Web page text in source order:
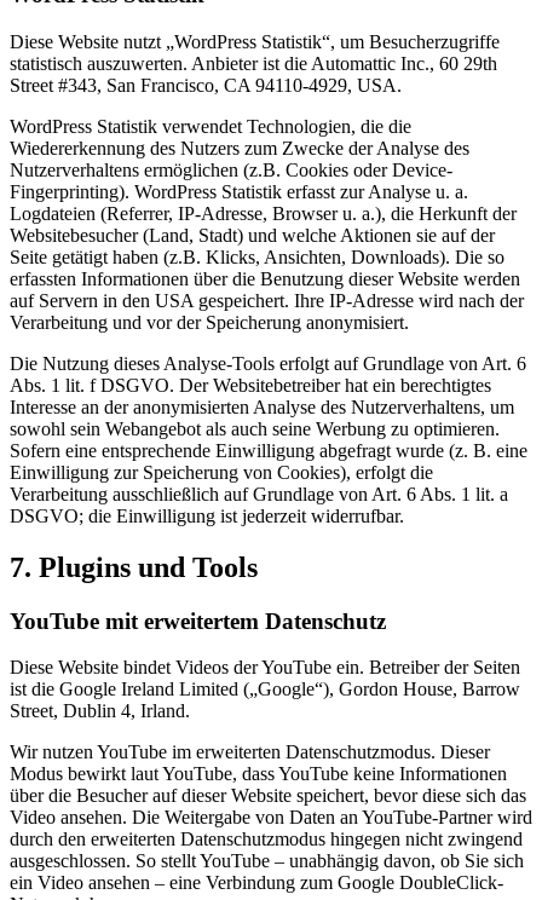
Diese Website nutzt „WordPress Statistik“, um Besucherzugriffe
statistisch auszuwerten. Anbieter ist die Automattic Inc., 60 29th
Street #343, San Francisco, CA 94110-4929, USA.
WordPress Statistik verwendet Technologien, die die
Wiedererkennung des Nutzers zum Zwecke der Analyse des
Nutzerverhaltens ermöglichen (z.B. Cookies oder Device-
Fingerprinting). WordPress Statistik erfasst zur Analyse u. a.
Logdateien (Referrer, IP-Adresse, Browser u. a.), die Herkunft der
Websitebesucher (Land, Stadt) und welche Aktionen sie auf der
Seite getätigt haben (z.B. Klicks, Ansichten, Downloads). Die so
erfassten Informationen über die Benutzung dieser Website werden
auf Servern in den USA gespeichert. Ihre IP-Adresse wird nach der
Verarbeitung und vor der Speicherung anonymisiert.
Die Nutzung dieses Analyse-Tools erfolgt auf Grundlage von Art. 6
Abs. 1 lit. f DSGVO. Der Websitebetreiber hat ein berechtigtes
Interesse an der anonymisierten Analyse des Nutzerverhaltens, um
sowohl sein Webangebot als auch seine Werbung zu optimieren.
Sofern eine entsprechende Einwilligung abgefragt wurde (z. B. eine
Einwilligung zur Speicherung von Cookies), erfolgt die
Verarbeitung ausschließlich auf Grundlage von Art. 6 Abs. 1 lit. a
DSGVO; die Einwilligung ist jederzeit widerrufbar.
7. Plugins und Tools
YouTube mit erweitertem Datenschutz
Diese Website bindet Videos der YouTube ein. Betreiber der Seiten
ist die Google Ireland Limited („Google“), Gordon House, Barrow
Street, Dublin 4, Irland.
Wir nutzen YouTube im erweiterten Datenschutzmodus. Dieser
Modus bewirkt laut YouTube, dass YouTube keine Informationen
über die Besucher auf dieser Website speichert, bevor diese sich das
Video ansehen. Die Weitergabe von Daten an YouTube-Partner wird
durch den erweiterten Datenschutzmodus hingegen nicht zwingend
ausgeschlossen. So stellt YouTube – unabhängig davon, ob Sie sich
ein Video ansehen – eine Verbindung zum Google DoubleClick-